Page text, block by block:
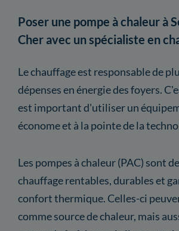
Poser une pompe à chaleur à
Cher avec un spécialiste en
Le chauffage est responsable de
dépenses en énergie des foyers.
est important d'utiliser un
économe et à la pointe de la
Les pompes à chaleur (PAC) sont
chauffage rentables, durables et
confort thermique. Celles-ci
comme source de chaleur, mais